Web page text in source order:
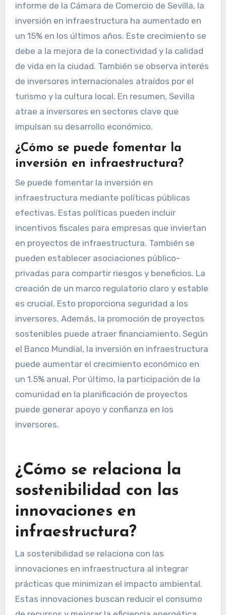
informe de la Cámara de Comercio de Sevilla, la
inversión en infraestructura ha aumentado en
un 15% en los últimos años. Este crecimiento se
debe a la mejora de la conectividad y la calidad
de vida en la ciudad. También se observa interés
de inversores internacionales atraídos por el
turismo y la cultura local. En resumen, Sevilla
atrae a inversores en sectores clave que
impulsan su desarrollo económico.
¿Cómo se puede fomentar la
inversión en infraestructura?
Se puede fomentar la inversión en
infraestructura mediante políticas públicas
efectivas. Estas políticas pueden incluir
incentivos fiscales para empresas que inviertan
en proyectos de infraestructura. También se
pueden establecer asociaciones público-
privadas para compartir riesgos y beneficios. La
creación de un marco regulatorio claro y estable
es crucial. Esto proporciona seguridad a los
inversores. Además, la promoción de proyectos
sostenibles puede atraer financiamiento. Según
el Banco Mundial, la inversión en infraestructura
puede aumentar el crecimiento económico en
un 1.5% anual. Por último, la participación de la
comunidad en la planificación de proyectos
puede generar apoyo y confianza en los
inversores.
¿Cómo se relaciona la
sostenibilidad con las
innovaciones en
infraestructura?
La sostenibilidad se relaciona con las
innovaciones en infraestructura al integrar
prácticas que minimizan el impacto ambiental.
Estas innovaciones buscan reducir el consumo